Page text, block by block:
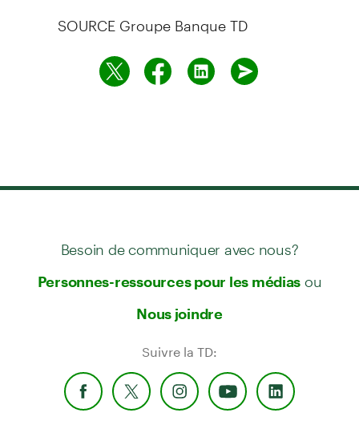
SOURCE Groupe Banque TD
Besoin de communiquer avec nous?
Personnes-ressources pour les médias ou
Nous joindre
Suivre la TD: